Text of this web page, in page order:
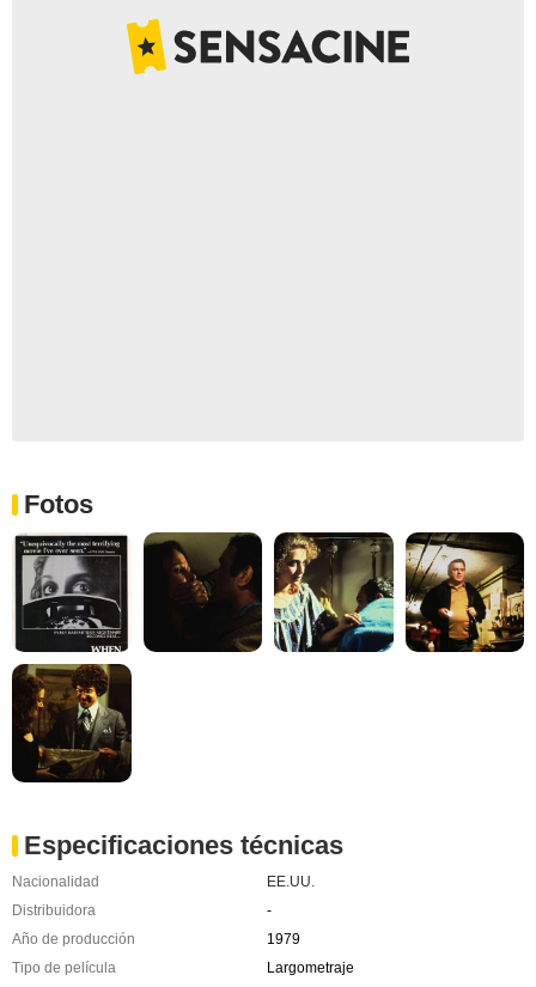
Fotos
Especificaciones técnicas
Nacionalidad
EE.UU.
Distribuidora
-
Año de producción
1979
Tipo de película
Largometraje